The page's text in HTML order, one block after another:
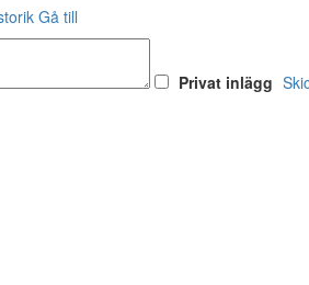
Gå till
Privat inlägg